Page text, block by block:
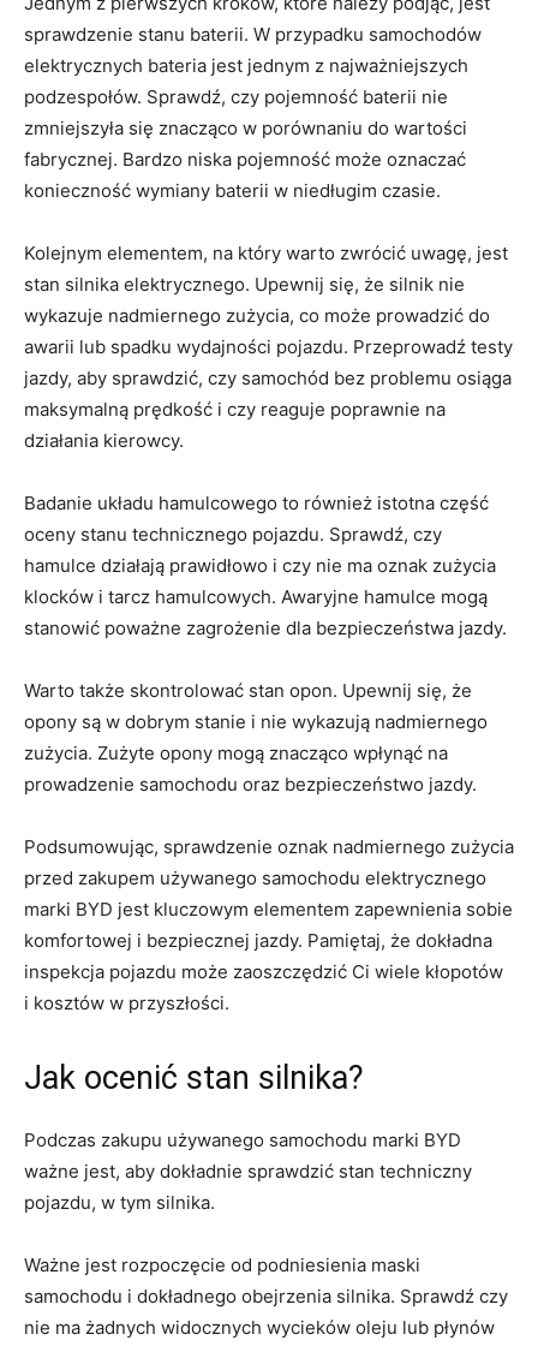
‍sprawdzenie stanu baterii. W przypadku samochodów
elektrycznych ⁣bateria jest jednym​ z najważniejszych
podzespołów. Sprawdź, czy pojemność baterii nie
‍zmniejszyła się znacząco w porównaniu do wartości​
fabrycznej. Bardzo niska pojemność może oznaczać
konieczność wymiany baterii w niedługim czasie.
Kolejnym elementem, na‌ który warto zwrócić uwagę, jest
stan silnika elektrycznego.‍ Upewnij się, że silnik nie
wykazuje nadmiernego zużycia, co może prowadzić⁣ do
awarii ⁢lub spadku ​wydajności pojazdu. Przeprowadź testy
jazdy,⁢ aby sprawdzić, ⁣czy samochód bez problemu⁢ osiąga
maksymalną‌ prędkość i czy reaguje poprawnie na
działania kierowcy.
Badanie układu hamulcowego⁤ to również istotna część
oceny stanu technicznego ⁤pojazdu.​ Sprawdź, czy
hamulce działają prawidłowo ‌i ‍czy nie‌ ma‌ oznak zużycia
klocków i tarcz hamulcowych. Awaryjne hamulce mogą
‍stanowić poważne zagrożenie dla bezpieczeństwa ⁣jazdy.
Warto także skontrolować stan opon. Upewnij się, że
opony są w dobrym stanie i nie wykazują nadmiernego
zużycia. Zużyte opony mogą znacząco wpłynąć na
prowadzenie samochodu ⁤oraz ⁤bezpieczeństwo jazdy.
Podsumowując, sprawdzenie oznak nadmiernego zużycia
przed zakupem ⁤używanego ⁢samochodu elektrycznego
marki BYD jest‍ kluczowym elementem zapewnienia ⁤sobie
komfortowej i bezpiecznej ⁢jazdy. Pamiętaj, że dokładna
‍inspekcja pojazdu może‌ zaoszczędzić Ci wiele kłopotów
i kosztów⁤ w przyszłości.
Jak ocenić stan silnika?
Podczas​ zakupu używanego samochodu marki ⁣BYD
ważne jest, aby dokładnie sprawdzić stan⁣ techniczny
pojazdu, w tym silnika.
Ważne jest rozpoczęcie‌ od podniesienia maski⁤
samochodu i dokładnego ⁤obejrzenia silnika. ​Sprawdź czy
nie ma żadnych widocznych wycieków oleju lub płynów